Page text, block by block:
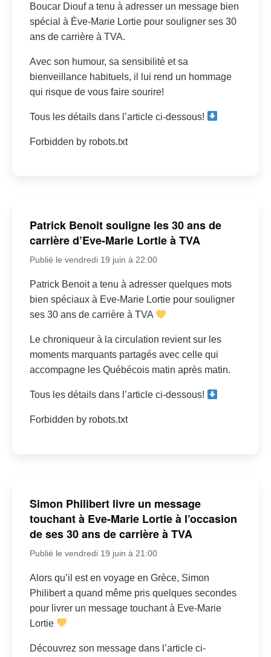
Boucar Diouf a tenu à adresser un message bien
spécial à Ève-Marie Lortie pour souligner ses 30
ans de carrière à TVA.
Avec son humour, sa sensibilité et sa
bienveillance habituels, il lui rend un hommage
qui risque de vous faire sourire!
Tous les détails dans l’article ci-dessous!
Forbidden by robots.txt
Patrick Benoit souligne les 30 ans de
carrière d’Eve-Marie Lortie à TVA
Publié le vendredi 19 juin à 22:00
Patrick Benoit a tenu à adresser quelques mots
bien spéciaux à Eve-Marie Lortie pour souligner
ses 30 ans de carrière à TVA
Le chroniqueur à la circulation revient sur les
moments marquants partagés avec celle qui
accompagne les Québécois matin après matin.
Tous les détails dans l’article ci-dessous!
Forbidden by robots.txt
Simon Philibert livre un message
touchant à Eve-Marie Lortie à l’occasion
de ses 30 ans de carrière à TVA
Publié le vendredi 19 juin à 21:00
Alors qu’il est en voyage en Grèce, Simon
Philibert a quand même pris quelques secondes
pour livrer un message touchant à Eve-Marie
Lortie
Découvrez son message dans l’article ci-